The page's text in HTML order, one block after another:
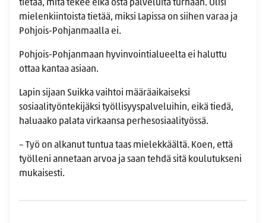
tietää, mitä tekee eikä osta palveluita turhaan. Olisi
mielenkiintoista tietää, miksi Lapissa on siihen varaa ja
Pohjois-Pohjanmaalla ei.
Pohjois-Pohjanmaan hyvinvointialueelta ei haluttu
ottaa kantaa asiaan.
Lapin sijaan Suikka vaihtoi määräaikaiseksi
sosiaalityöntekijäksi työllisyyspalveluihin, eikä tiedä,
haluaako palata virkaansa perhesosiaalityössä.
– Työ on alkanut tuntua taas mielekkäältä. Koen, että
työlleni annetaan arvoa ja saan tehdä sitä koulutukseni
mukaisesti.